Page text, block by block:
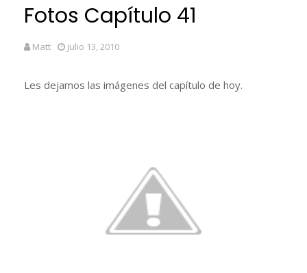
Fotos Capítulo 41
Matt julio 13, 2010
Les dejamos las imágenes del capítulo de hoy.